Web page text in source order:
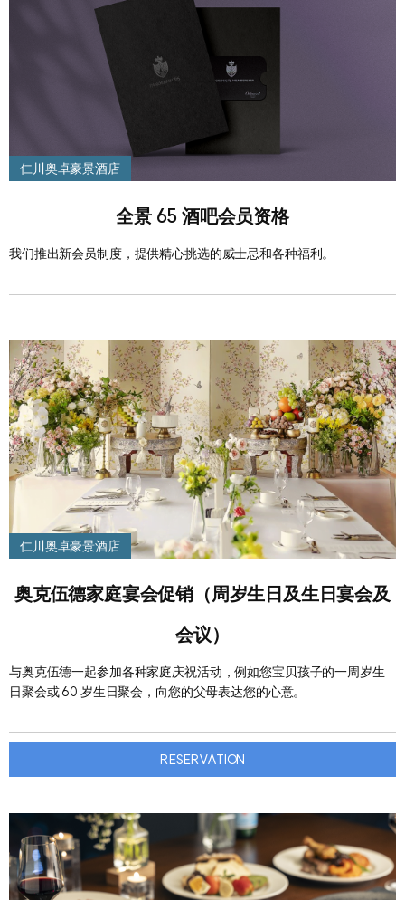
仁川奥卓豪景酒店
全景 65 酒吧会员资格
我们推出新会员制度，提供精心挑选的威士忌和各种福利。
仁川奥卓豪景酒店
奥克伍德家庭宴会促销（周岁生日及生日宴会及
会议）
与奥克伍德一起参加各种家庭庆祝活动，例如您宝贝孩子的一周岁生
日聚会或 60 岁生日聚会，向您的父母表达您的心意。
RESERVATION